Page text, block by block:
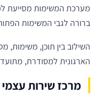
מערכת המשימות מסייעת
ברורה לגבי המשימות
השילוב בין תוכן,
הארגונית למסודרת,
מרכז שירות